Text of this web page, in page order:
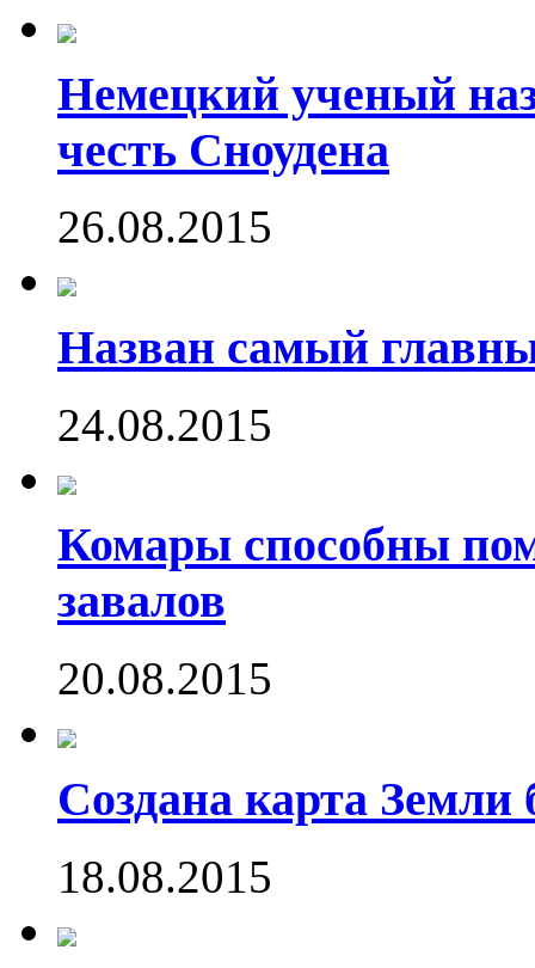
Немецкий ученый
честь Сноудена
26.08.2015
Назван самый
24.08.2015
Комары способны
завалов
20.08.2015
Создана карта Земли
18.08.2015